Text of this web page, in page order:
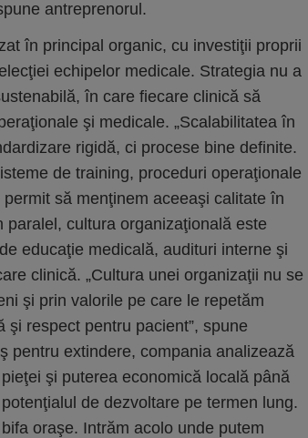
antreprenorul.
în principal organic, cu investiţii proprii
echipelor medicale. Strategia nu a
în care fiecare clinică să
şi medicale. „Scalabilitatea în
rigidă, ci procese bine definite.
de training, proceduri operaţionale
să menţinem aceeaşi calitate în
paralel, cultura organizaţională este
educaţie medicală, audituri interne şi
clinică. „Cultura unei organizaţii nu se
şi prin valorile pe care le repetăm
respect pentru pacient”, spune
pentru extindere, compania analizează
şi puterea economică locală până
de dezvoltare pe termen lung.
oraşe. Intrăm acolo unde putem